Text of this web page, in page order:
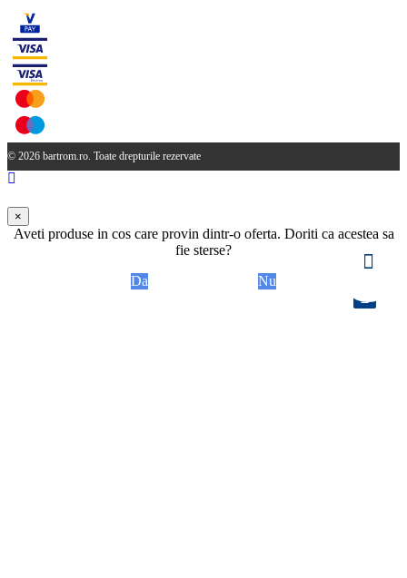
© 2026 bartrom.ro. Toate drepturile rezervate
×
Aveti produse in cos care provin dintr-o oferta. Doriti ca acestea sa
fie sterse?
Da
Nu